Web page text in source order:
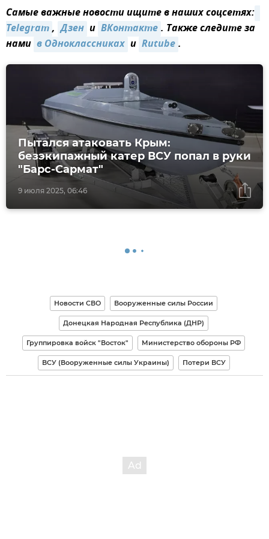
Самые важные новости ищите в наших соцсетях:
Telegram, Дзен и ВКонтакте. Также следите за
нами в Одноклассниках и Rutube.
9 июля 2025, 06:46
Пытался атаковать Крым:
безэкипажный катер ВСУ попал в руки
"Барс-Сармат"
Новости СВО Вооруженные силы России
Донецкая Народная Республика (ДНР)
Группировка войск "Восток" Министерство обороны РФ
ВСУ (Вооруженные силы Украины) Потери ВСУ